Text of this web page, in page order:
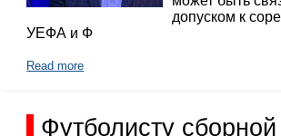
допуском к
УЕФА и Ф
Read more
Футболисту